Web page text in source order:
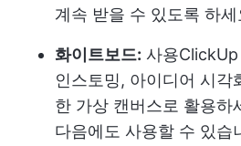
계속 받을 수 있도록 하세
화이트보드: 사용
인스토밍, 아이디어 시각
한 가상 캔버스로 활용하
다음에도 사용할 수 있습